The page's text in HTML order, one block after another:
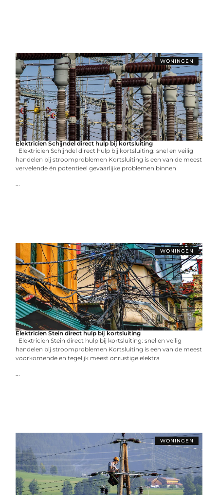
WONINGEN
Elektricien Schijndel direct hulp bij kortsluiting
Elektricien Schijndel direct hulp bij kortsluiting: snel en veilig
handelen bij stroomproblemen Kortsluiting is een van de meest
vervelende én potentieel gevaarlijke problemen binnen
...
WONINGEN
Elektricien Stein direct hulp bij kortsluiting
Elektricien Stein direct hulp bij kortsluiting: snel en veilig
handelen bij stroomproblemen Kortsluiting is een van de meest
voorkomende en tegelijk meest onrustige elektra
...
WONINGEN